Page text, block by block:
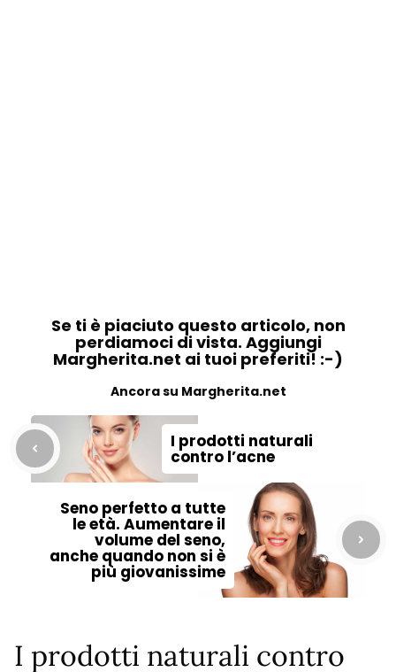
Se ti è piaciuto questo articolo, non
perdiamoci di vista. Aggiungi
Margherita.net ai tuoi preferiti! :-)
Ancora su Margherita.net
I prodotti naturali
contro l’acne
Seno perfetto a tutte
le età. Aumentare il
volume del seno,
anche quando non si è
più giovanissime
I prodotti naturali contro